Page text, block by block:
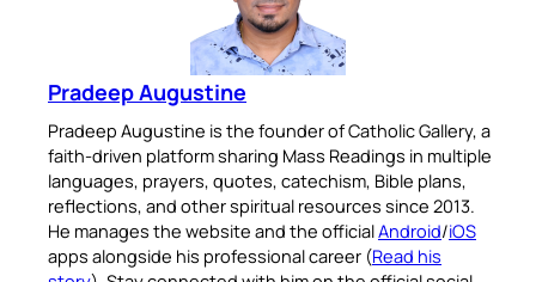
Pradeep Augustine
Pradeep Augustine is the founder of Catholic Gallery, a
faith-driven platform sharing Mass Readings in multiple
languages, prayers, quotes, catechism, Bible plans,
reflections, and other spiritual resources since 2013.
He manages the website and the officialAndroid/iOS
apps alongside his professional career (Read his